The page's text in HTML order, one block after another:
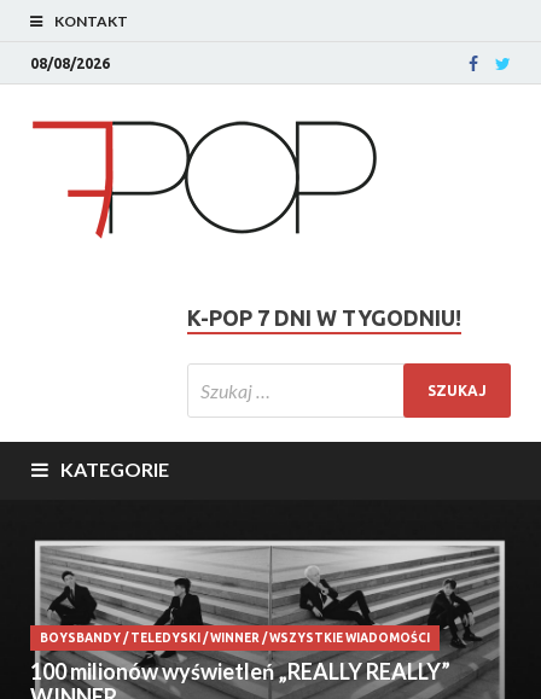
KONTAKT
08/08/2026
K-POP 7 DNI W TYGODNIU!
KATEGORIE
BOYSBANDY/TELEDYSKI /WINNER /WSZYSTKIE WIADOMOŚCI
100 milionów wyświetleń „REALLY REALLY”